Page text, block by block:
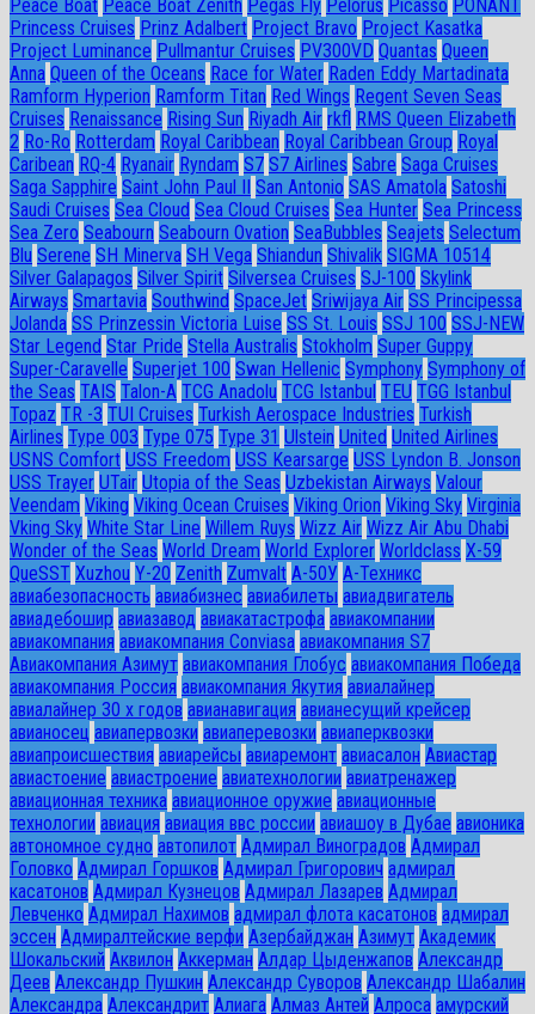
Peace Boat Peace Boat Zenith Pegas Fly Pelorus Picasso PONANT
Princess Cruises Prinz Adalbert Project Bravo Project Kasatka
Project Luminance Pullmantur Cruises PV300VD Quantas Queen
Anna Queen of the Oceans Race for Water Raden Eddy Martadinata
Ramform Hyperion Ramform Titan Red Wings Regent Seven Seas
Cruises Renaissance Rising Sun Riyadh Air rkfl RMS Queen Elizabeth
2 Ro-Ro Rotterdam Royal Caribbean Royal Caribbean Group Royal
Caribean RQ-4 Ryanair Ryndam S7 S7 Airlines Sabre Saga Cruises
Saga Sapphire Saint John Paul II San Antonio SAS Amatola Satoshi
Saudi Cruises Sea Cloud Sea Cloud Cruises Sea Hunter Sea Princess
Sea Zero Seabourn Seabourn Ovation SeaBubbles Seajets Selectum
Blu Serene SH Minerva SH Vega Shiandun Shivalik SIGMA 10514
Silver Galapagos Silver Spirit Silversea Cruises SJ-100 Skylink
Airways Smartavia Southwind SpaceJet Sriwijaya Air SS Principessa
Jolanda SS Prinzessin Victoria Luise SS St. Louis SSJ 100 SSJ-NEW
Star Legend Star Pride Stella Australis Stokholm Super Guppy
Super-Caravelle Superjet 100 Swan Hellenic Symphony Symphony of
the Seas TAIS Talon-A TCG Anadolu TCG Istanbul TEU TGG Istanbul
Topaz TR -3 TUI Cruises Turkish Aerospace Industries Turkish
Airlines Type 003 Type 075 Type 31 Ulstein United United Airlines
USNS Comfort USS Freedom USS Kearsarge USS Lyndon B. Jonson
USS Trayer UTair Utopia of the Seas Uzbekistan Airways Valour
Veendam Viking Viking Ocean Cruises Viking Orion Viking Sky Virginia
Vking Sky White Star Line Willem Ruys Wizz Air Wizz Air Abu Dhabi
Wonder of the Seas World Dream World Explorer Worldclass X-59
QueSST Xuzhou Y-20 Zenith Zumvalt А-50У А-Техникс
авиабезопасность авиабизнес авиабилеты авиадвигатель
авиадебошир авиазавод авиакатастрофа авиакомпании
авиакомпания авиакомпания Conviasa авиакомпания S7
Авиакомпания Азимут авиакомпания Глобус авиакомпания Победа
авиакомпания Россия авиакомпания Якутия авиалайнер
авиалайнер 30 х годов авианавигация авианесущий крейсер
авианосец авиапервозки авиаперевозки авиаперквозки
авиапроисшествия авиарейсы авиаремонт авиасалон Авиастар
авиастоение авиастроение авиатехнологии авиатренажер
авиационная техника авиационное оружие авиационные
технологии авиация авиация ввс россии авиашоу в Дубае авионика
автономное судно автопилот Адмирал Виноградов Адмирал
Головко Адмирал Горшков Адмирал Григорович адмирал
касатонов Адмирал Кузнецов Адмирал Лазарев Адмирал
Левченко Адмирал Нахимов адмирал флота касатонов адмирал
эссен Адмиралтейские верфи Азербайджан Азимут Академик
Шокальский Аквилон Аккерман Алдар Цыденжапов Александр
Деев Александр Пушкин Александр Суворов Александр Шабалин
Александра Александрит Алиага Алмаз Антей Алроса амурский